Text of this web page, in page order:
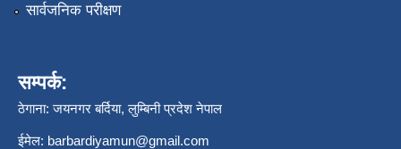
सार्वजनिक परीक्षण
सम्पर्क:
ठेगाना: जयनगर बर्दिया, लुम्बिनी प्रदेश नेपाल
ईमेल: barbardiyamun@gmail.com